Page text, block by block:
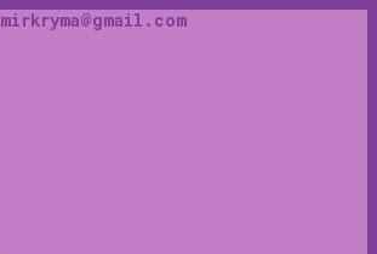
mirkryma@gmail.com